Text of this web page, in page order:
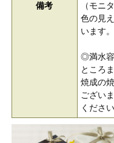
備考
（モニ
色の見
います
◎満水容
ところ
焼成の
ござい
ください